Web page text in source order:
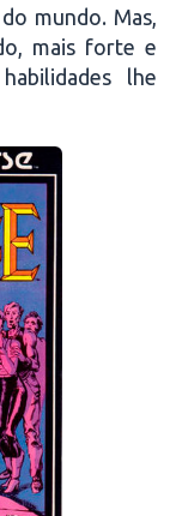
mundo. Mas,
mais forte e
lhe